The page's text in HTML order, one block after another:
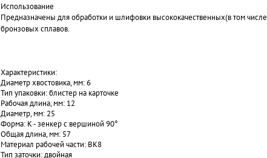
Использование
Предназначены для обработки и шлифовки высококачественных(в том
бронзовых сплавов.
Характеристики:
Диаметр хвостовика, мм: 6
Тип упаковки: блистер на карточке
Рабочая длина, мм: 12
Диаметр, мм: 25
Форма: K - зенкер с вершиной 90°
Общая длина, мм: 57
Материал рабочей части: ВК8
Тип заточки: двойная